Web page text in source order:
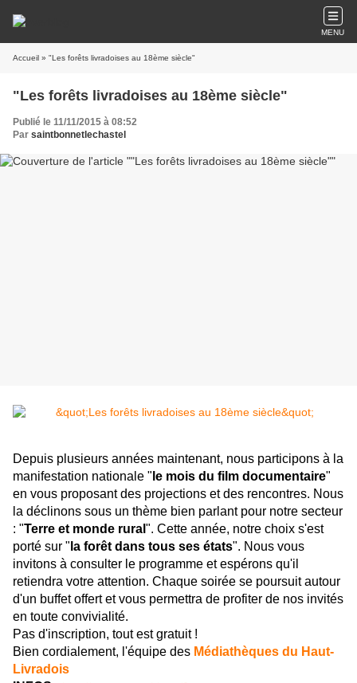
MENU
Accueil » "Les forêts livradoises au 18ème siècle"
"Les forêts livradoises au 18ème siècle"
Publié le 11/11/2015 à 08:52
Par saintbonnetlechastel
Depuis plusieurs années maintenant, nous participons à la
manifestation nationale " le mois du film documentaire"
en vous proposant des projections et des rencontres. Nous
la déclinons sous un thème bien parlant pour notre secteur
: "Terre et monde rural ". Cette année, notre choix s'est
porté sur " la forêt dans tous ses états". Nous vous
invitons à consulter le programme et espérons qu'il
retiendra votre attention. Chaque soirée se poursuit autour
d'un buffet offert et vous permettra de profiter de nos invités
en toute convivialité.
Pas d'inscription, tout est gratuit !
Bien cordialement, l'équipe des Médiathèques du Haut-
Livradois